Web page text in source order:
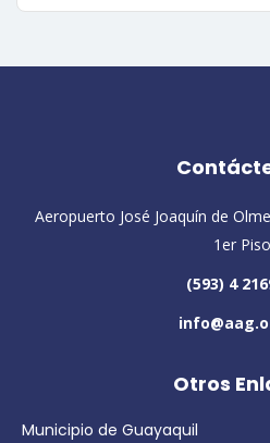
Aeropuerto José Joaquín de
1er
(593) 4
Otros
Municipio de Guayaquil